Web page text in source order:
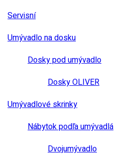
Servisní
Umývadlo na dosku
Dosky pod umývadlo
Dosky OLIVER
Umývadlové skrinky
Nábytok podľa umývadlá
Dvojumývadlo